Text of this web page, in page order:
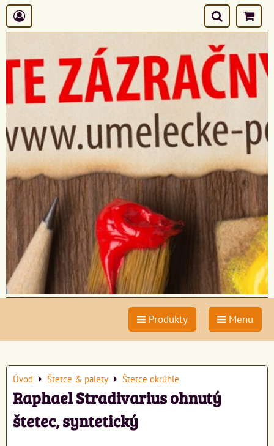
Produkty Menu
Úvod Štetce & palety Štetce okrúhle
Raphael Stradivarius ohnutý
štetec, syntetický